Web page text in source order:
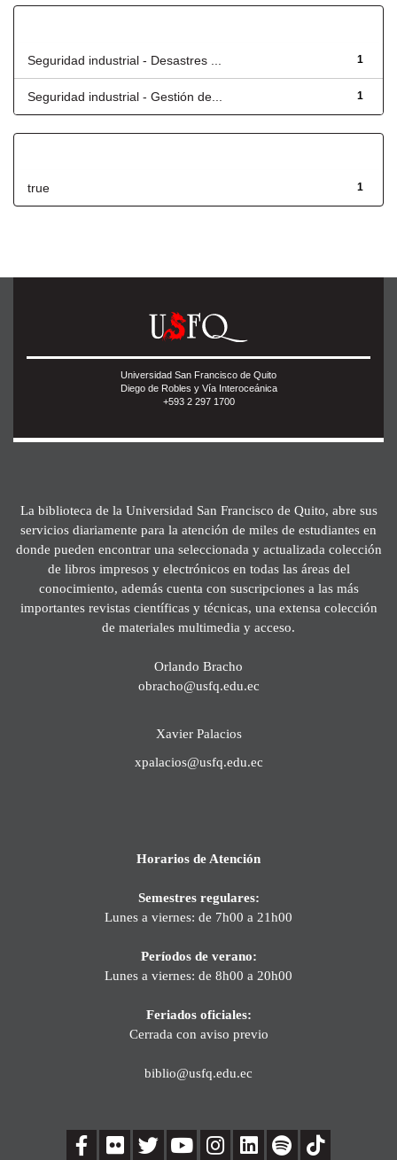
1
Seguridad industrial - Desastres ...
1
Seguridad industrial - Gestión de...
1
true
Universidad San Francisco de Quito
Diego de Robles y Vía Interoceánica
+593 2 297 1700
La biblioteca de la Universidad San Francisco de Quito, abre sus
servicios diariamente para la atención de miles de estudiantes en
donde pueden encontrar una seleccionada y actualizada colección
de libros impresos y electrónicos en todas las áreas del
conocimiento, además cuenta con suscripciones a las más
importantes revistas científicas y técnicas, una extensa colección
de materiales multimedia y acceso.
Orlando Bracho
obracho@usfq.edu.ec
Xavier Palacios
xpalacios@usfq.edu.ec
Horarios de Atención
Semestres regulares:
Lunes a viernes: de 7h00 a 21h00
Períodos de verano:
Lunes a viernes: de 8h00 a 20h00
Feriados oficiales:
Cerrada con aviso previo
biblio@usfq.edu.ec